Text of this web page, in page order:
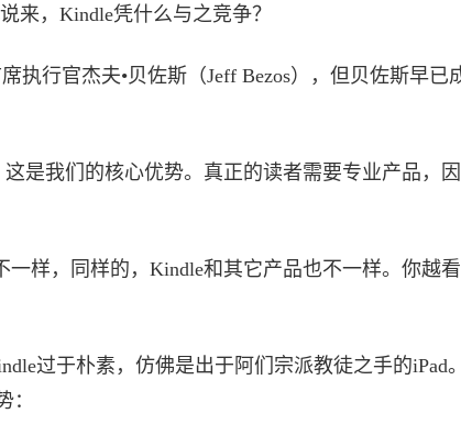
来，Kindle凭什么与之竞争？
行官杰夫•贝佐斯（Jeff Bezos），但贝佐斯早已
是我们的核心优势。真正的读者需要专业产品，因
样，同样的，Kindle和其它产品也不一样。你越看
过于朴素，仿佛是出于阿们宗派教徒之手的iPad